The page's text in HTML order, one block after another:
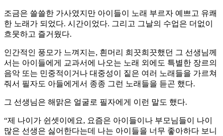
조금은 쓸쓸한 가사였지만 아이들이 노래 부르자 예쁘고 유쾌
한 노래가 되었다. 시간이었다. 그리고 그날의 수업은 더없이
흐뭇하고 즐거웠다.
인간적인 풍모가 느껴지는, 흰머리 희끗희끗했던 그 선생님께
서는 아이들에게 교과서에 나오는 노래 외에도 특별한 장르의
음악 또는 민중적이거나 대중성이 짙은 여러 노래들을 가르쳐
줘서 필자도 아들에게서 종종 그런 노래들을 듣곤 했다.
그 선생님은 해맑은 얼굴로 필자에게 이런 말도 했다.
“제 나이가 쉰셋이에요, 요즘은 아이들이나 부모님들이 나이
많은 선생은 싫어한다는데 나는 아이들을 너무 좋아하다 보니